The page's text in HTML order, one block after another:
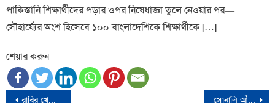
পাকিস্তানি শিক্ষার্থীদের পড়ার ওপর নিষেধাজ্ঞা তুলে নেওয়ার পর—
সৌহার্য্যের অংশ হিসেবে ১০০ বাংলাদেশিকে শিক্ষার্থীকে […]
শেয়ার করুন
রাবির খেলার মাঠে ঢাবির শিক্ষার্থীদের উপর হামলা সোনালি আঁশের রুপালি কাঠিতে স্বপ্ন দেখছেন চাষিরা